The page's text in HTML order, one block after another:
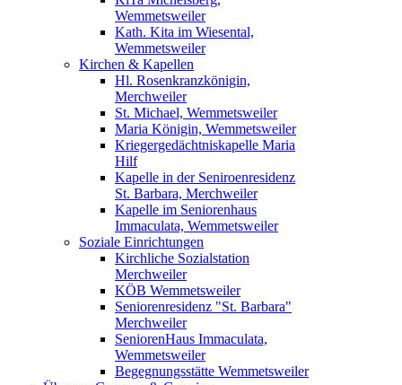
Wemmetsweiler
Kath. Kita im Wiesental,
Wemmetsweiler
Kirchen & Kapellen
Hl. Rosenkranzkönigin,
Merchweiler
St. Michael, Wemmetsweiler
Maria Königin, Wemmetsweiler
Kriegergedächtniskapelle Maria
Hilf
Kapelle in der Seniroenresidenz
St. Barbara, Merchweiler
Kapelle im Seniorenhaus
Immaculata, Wemmetsweiler
Soziale Einrichtungen
Kirchliche Sozialstation
Merchweiler
KÖB Wemmetsweiler
Seniorenresidenz "St. Barbara"
Merchweiler
SeniorenHaus Immaculata,
Wemmetsweiler
Begegnungsstätte Wemmetsweiler